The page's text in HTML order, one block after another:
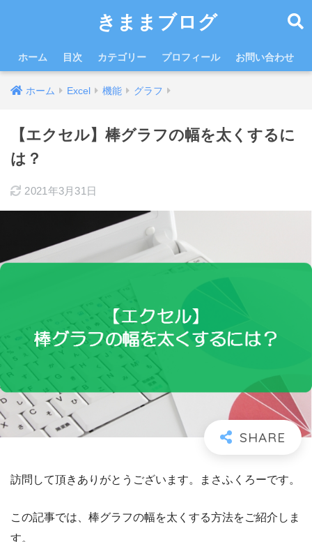
きままブログ
ホーム 目次 カテゴリー プロフィール お問い合わせ
ホーム Excel 機能 グラフ
【エクセル】棒グラフの幅を太くするに
は？
2021年3月31日
訪問して頂きありがとうございます。まさふくろーです。
この記事では、棒グラフの幅を太くする方法をご紹介しま
す。